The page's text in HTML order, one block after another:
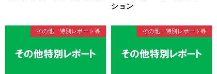
ション
その他 特別レポート等 その他 特別レポート等